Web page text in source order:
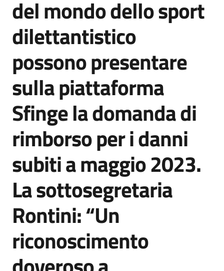
del mondo dello sport
dilettantistico
possono presentare
sulla piattaforma
Sfinge la domanda di
rimborso per i danni
subiti a maggio 2023.
La sottosegretaria
Rontini: “Un
riconoscimento